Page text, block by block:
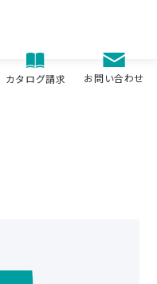
カタログ請求 お問い合わせ